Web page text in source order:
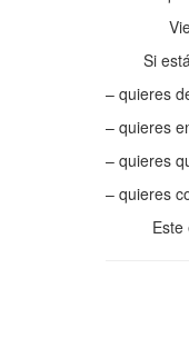
Si
– quieres
– quieres
– quieres
– quieres
Este